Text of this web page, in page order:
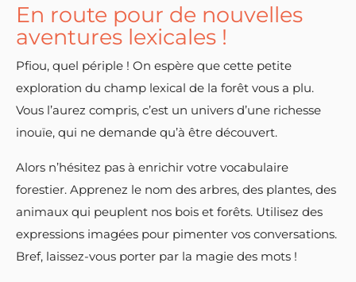
En route pour de nouvelles
aventures lexicales !
Pfiou, quel périple ! On espère que cette petite
exploration du champ lexical de la forêt vous a plu.
Vous l’aurez compris, c’est un univers d’une richesse
inouïe, qui ne demande qu’à être découvert.
Alors n’hésitez pas à enrichir votre vocabulaire
forestier. Apprenez le nom des arbres, des plantes, des
animaux qui peuplent nos bois et forêts. Utilisez des
expressions imagées pour pimenter vos conversations.
Bref, laissez-vous porter par la magie des mots !